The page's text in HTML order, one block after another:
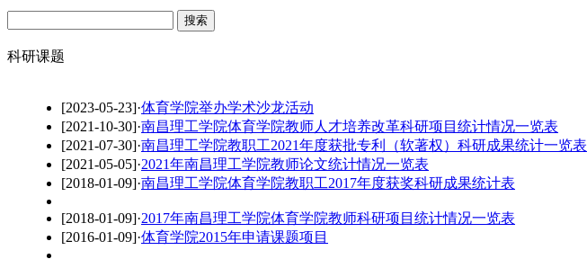
科研课题
[2023-05-23]·体育学院举办学术沙龙活动
[2021-10-30]·南昌理工学院体育学院教师人才培养改革科研项目统计情况一览表
[2021-07-30]·南昌理工学院教职工2021年度获批专利（软著权）科研成果统计一览表
[2021-05-05]·2021年南昌理工学院教师论文统计情况一览表
[2018-01-09]·南昌理工学院体育学院教职工2017年度获奖科研成果统计表
[2018-01-09]·2017年南昌理工学院体育学院教师科研项目统计情况一览表
[2016-01-09]·体育学院2015年申请课题项目